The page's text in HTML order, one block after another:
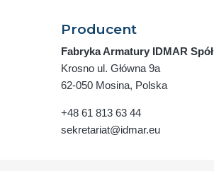
Producent
Fabryka Armatury IDMAR
Krosno ul. Główna 9a
62-050 Mosina, Polska
+48 61 813 63 44
sekretariat@idmar.eu